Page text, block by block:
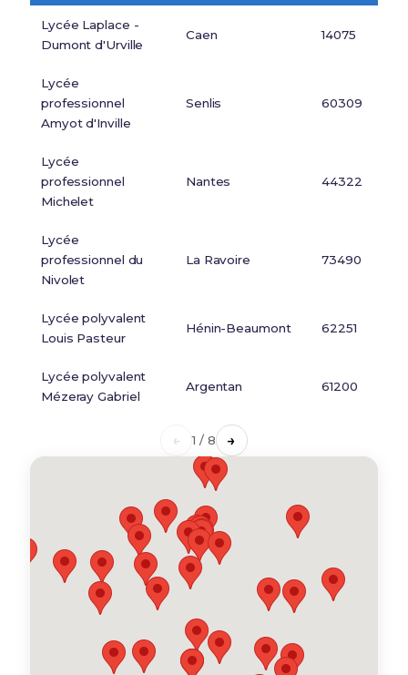
Lycée Laplace -
Dumont d'Urville
Caen 14075
Lycée
professionnel
Amyot d'Inville
Senlis 60309
Lycée
professionnel
Michelet
Nantes 44322
Lycée
professionnel du
Nivolet
La Ravoire 73490
Lycée polyvalent
Louis Pasteur
Hénin-Beaumont 62251
Lycée polyvalent
Mézeray Gabriel
Argentan 61200
← 1 / 8 →